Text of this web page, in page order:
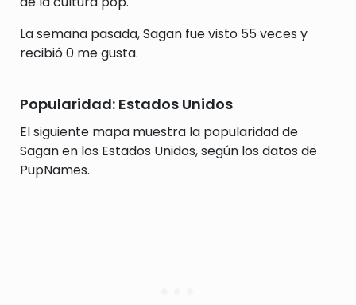
La semana pasada, Sagan fue visto 55 veces y
recibió 0 me gusta.
Popularidad: Estados Unidos
El siguiente mapa muestra la popularidad de
Sagan en los Estados Unidos, según los datos de
PupNames.